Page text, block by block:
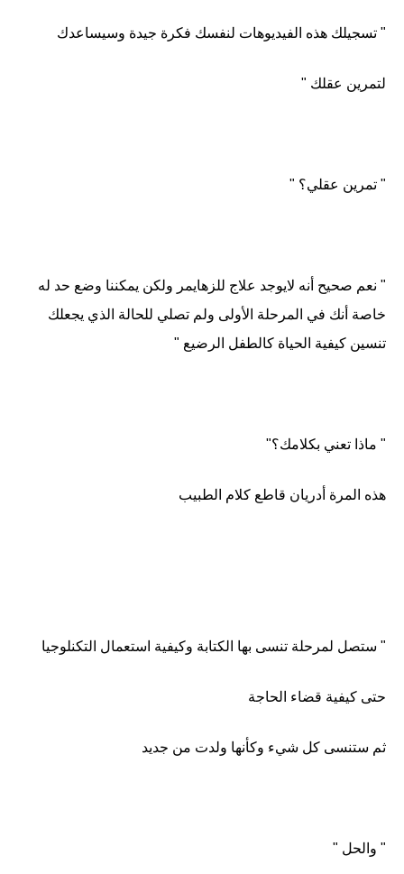
" تسجيلك هذه الفيديوهات لنفسك فكرة جيدة وسيساعدك
لتمرين عقلك "
" تمرين عقلي؟ "
" نعم صحيح أنه لايوجد علاج للزهايمر ولكن يمكننا وضع حد له
خاصة أنك في المرحلة الأولى ولم تصلي للحالة الذي يجعلك
تنسين كيفية الحياة كالطفل الرضيع "
" ماذا تعني بكلامك؟"
هذه المرة أدريان قاطع كلام الطبيب
" ستصل لمرحلة تنسى بها الكتابة وكيفية استعمال التكنلوجيا
حتى كيفية قضاء الحاجة
ثم ستنسى كل شيء وكأنها ولدت من جديد
" والحل "